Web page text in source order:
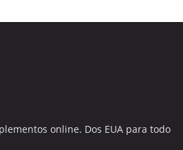
online. Dos EUA para todo